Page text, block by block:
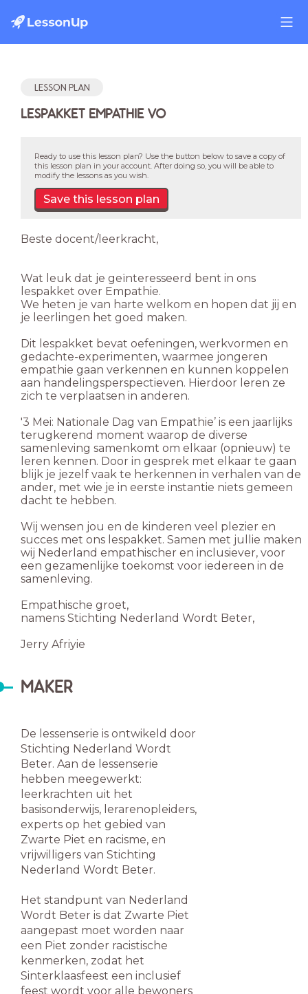
LESSON PLAN
LESPAKKET EMPATHIE VO
Ready to use this lesson plan? Use the button below to save a copy of
this lesson plan in your account. After doing so, you will be able to
modify the lessons as you wish.
Save this lesson plan
Beste docent/leerkracht,
Wat leuk dat je geïnteresseerd bent in ons
lespakket over Empathie.
We heten je van harte welkom en hopen dat jij en
je leerlingen het goed maken.
Dit lespakket bevat oefeningen, werkvormen en
gedachte-experimenten, waarmee jongeren
empathie gaan verkennen en kunnen koppelen
aan handelingsperspectieven. Hierdoor leren ze
zich te verplaatsen in anderen.
'3 Mei: Nationale Dag van Empathie’ is een jaarlijks
terugkerend moment waarop de diverse
samenleving samenkomt om elkaar (opnieuw) te
leren kennen. Door in gesprek met elkaar te gaan
blijk je jezelf vaak te herkennen in verhalen van de
ander, met wie je in eerste instantie niets gemeen
dacht te hebben.
Wij wensen jou en de kinderen veel plezier en
succes met ons lespakket. Samen met jullie maken
wij Nederland empathischer en inclusiever, voor
een gezamenlijke toekomst voor iedereen in de
samenleving.
Empathische groet,
namens Stichting Nederland Wordt Beter,
Jerry Afriyie
MAKER
De lessenserie is ontwikeld door
Stichting Nederland Wordt
Beter. Aan de lessenserie
hebben meegewerkt:
leerkrachten uit het
basisonderwijs, lerarenopleiders,
experts op het gebied van
Zwarte Piet en racisme, en
vrijwilligers van Stichting
Nederland Wordt Beter.
Het standpunt van Nederland
Wordt Beter is dat Zwarte Piet
aangepast moet worden naar
een Piet zonder racistische
kenmerken, zodat het
Sinterklaasfeest een inclusief
feest wordt voor alle bewoners